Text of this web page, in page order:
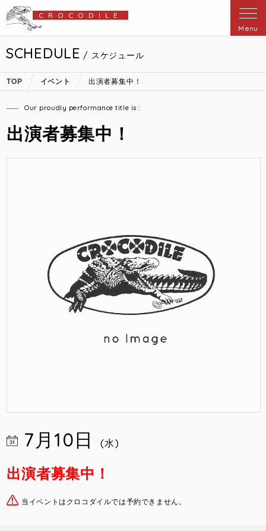
CROCODILE
Menu
SCHEDULE / スケジュール
TOP イベント 出演者募集中！
Our proudly performance title is :
出演者募集中！
7月10日 (水)
出演者募集中！
当イベントはクロコダイルでは予約できません。